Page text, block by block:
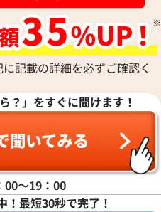
記載の詳細を必ずご確認く
ら？」をすぐに聞けます！
00〜19：00
！最短30秒で完了！